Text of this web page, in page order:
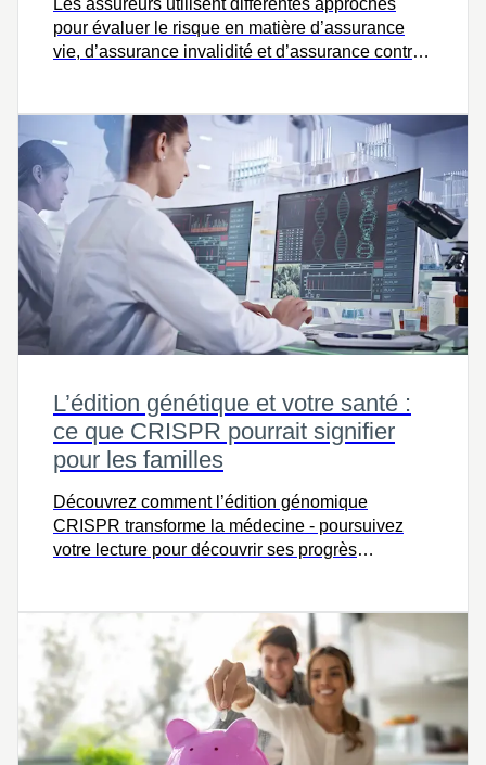
Les assureurs utilisent différentes approches
pour évaluer le risque en matière d’assurance
vie, d’assurance invalidité et d’assurance contre
qui vous convient.
L’édition génétique et votre santé :
ce que CRISPR pourrait signifier
pour les familles
Découvrez comment l’édition génomique
CRISPR transforme la médecine - poursuivez
votre lecture pour découvrir ses progrès